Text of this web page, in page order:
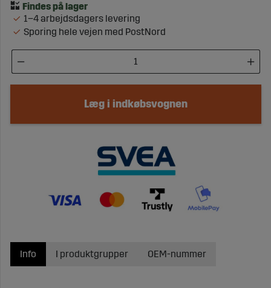
1–4 arbejdsdagers levering
Sporing hele vejen med PostNord
Læg i indkøbsvognen
Info I produktgrupper OEM-nummer